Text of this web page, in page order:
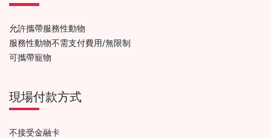
允許攜帶服務性動物
服務性動物不需支付費用/無限制
可攜帶寵物
現場付款方式
不接受金融卡